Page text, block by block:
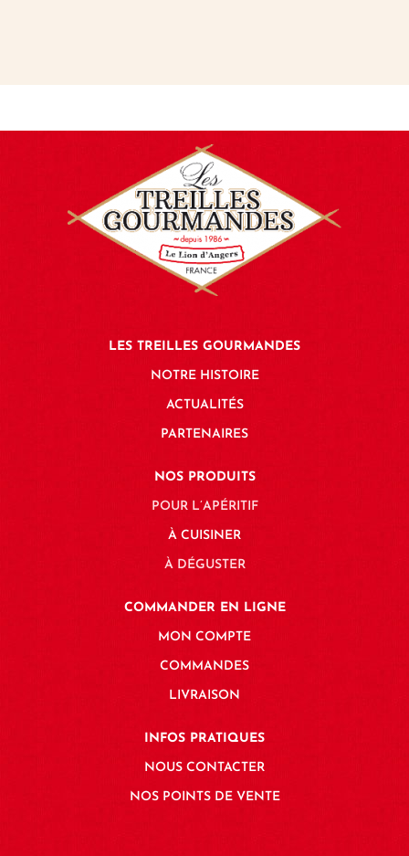
LES TREILLES GOURMANDES
NOTRE HISTOIRE
ACTUALITÉS
PARTENAIRES
NOS PRODUITS
POUR L’APÉRITIF
À CUISINER
À DÉGUSTER
COMMANDER EN LIGNE
MON COMPTE
COMMANDES
LIVRAISON
INFOS PRATIQUES
NOUS CONTACTER
NOS POINTS DE VENTE